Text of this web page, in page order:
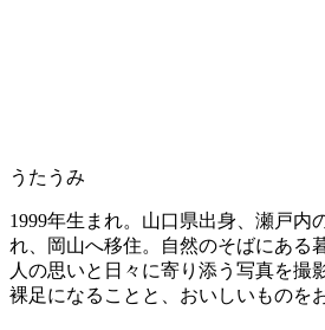
うたうみ
1999年生まれ。山口県出身、瀬戸内
れ、岡山へ移住。自然のそばにある
人の思いと日々に寄り添う写真を撮
裸足になることと、おいしいものを